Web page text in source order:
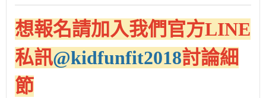
想報名請加入我們官方LINE
私訊@kidfunfit2018討論細
節